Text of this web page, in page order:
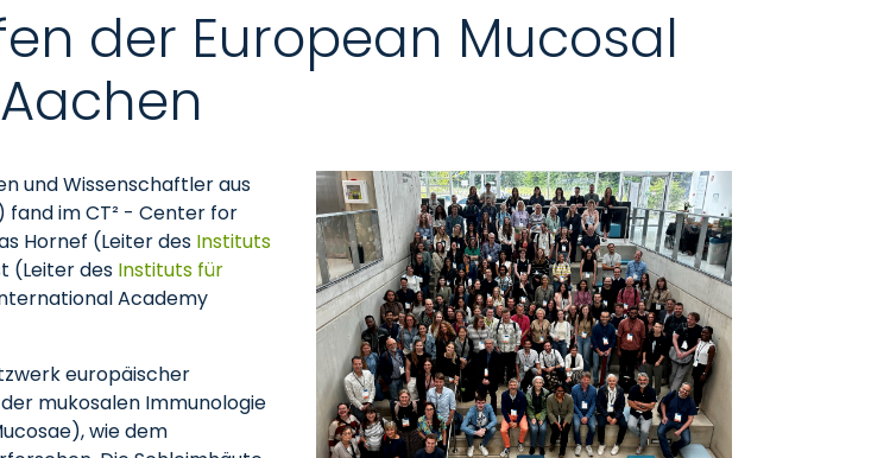
der European Mucosal
und Wissenschaftler aus
) fand im CT² - Center for
Hornef (Leiter des Instituts
(Leiter des Instituts für
Academy
europäischer
mukosalen Immunologie
wie dem